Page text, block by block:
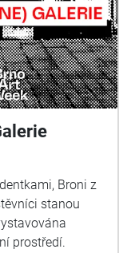
Broni z
stanou
prostředí.